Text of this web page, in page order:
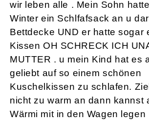
wir leben alle . Mein Sohn
Winter ein Schlfafsack an u
Bettdecke UND er hatte sogar
Kissen OH SCHRECK ICH
MUTTER . u mein Kind hat es
geliebt auf so einem schönen
Kuschelkissen zu schlafen.
nicht zu warm an dann kannst
Wärmi mit in den Wagen legen